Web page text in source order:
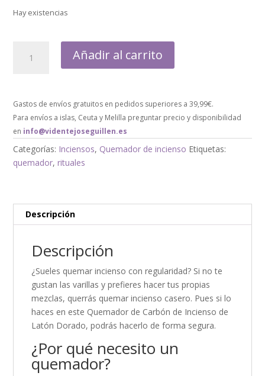
Hay existencias
Añadir al carrito
Gastos de envíos gratuitos en pedidos superiores a 39,99€.
Para envíos a islas, Ceuta y Melilla preguntar precio y disponibilidad
en info@videntejoseguillen.es
Categorías: Inciensos, Quemador de incienso Etiquetas:
quemador,rituales
Descripción
Descripción
¿Sueles quemar incienso con regularidad? Si no te
gustan las varillas y prefieres hacer tus propias
mezclas, querrás quemar incienso casero. Pues si lo
haces en este Quemador de Carbón de Incienso de
Latón Dorado, podrás hacerlo de forma segura.
¿Por qué necesito un
quemador?